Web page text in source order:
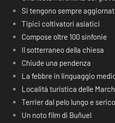
Si tengono sempre
Tipici coltivatori asiatici
Compose oltre 100 sinfonie
Il sotterraneo della chiesa
Chiude una pendenza
La febbre in linguaggio
Località turistica delle
Terrier dal pelo lungo e serico
Un noto film di Buñuel